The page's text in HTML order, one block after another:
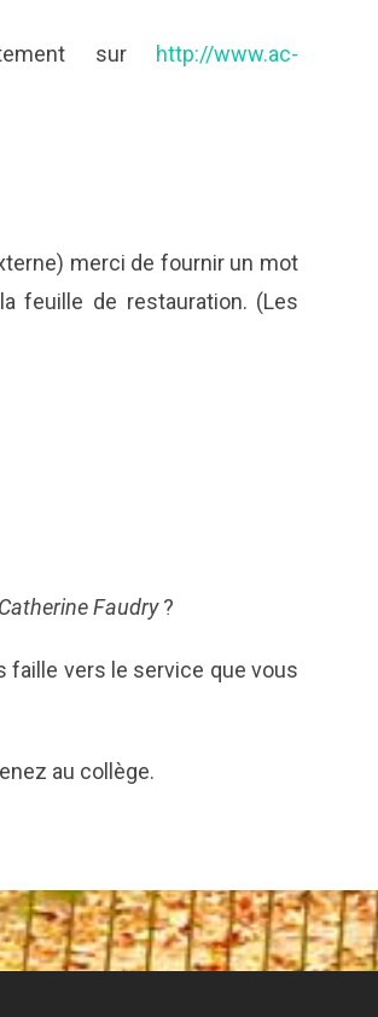
sur http://www.ac-
merci de fournir un mot
feuille de restauration. (Les
Faudry?
faille vers le service que vous
au collège.